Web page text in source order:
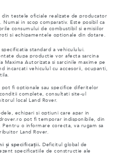
din testele oficiale realizate de producator
in scop comparativ. Este posibil ca
consumului de combustibil si emisiilor
si echipamentele optionale din dotare.
standard a vehiculului.
dupa productie vor afecta sarcina
Maxima Autorizata si sarcinile maxime pe
incarcati vehiculul cu accesorii, ocupanti,
fi optionale sau specifice diferitelor
complete, consultati site-ul
local Land Rover.
echipari si optiuni care apar in
pot fi temporar indisponibile, din
o informare corecta, va rugam sa
Land Rover.
și specificații. Deficitul global de
specificatiile de constructie ale